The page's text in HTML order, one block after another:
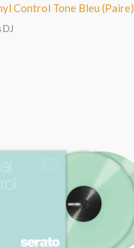
Control Tone Bleu (Paire)
DJ